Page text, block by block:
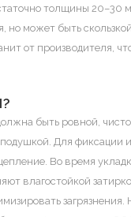
толщины 20–30
но может быть
от производителя,
быть ровной,
Для фиксации
Во время
влагостойкой